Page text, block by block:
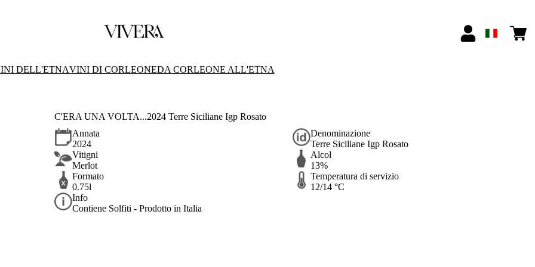
DELL'ETNAVINI DI CORLEONEDA CORLEONE ALL'ETNA
C'ERA UNA VOLTA...2024 Terre Siciliane Igp Rosato
Annata
2024
Denominazione
Terre Siciliane Igp Rosato
Vitigni
Merlot
Alcol
13%
Formato
0.75l
Temperatura di servizio
12/14 °C
Info
Contiene Solfiti - Prodotto in Italia